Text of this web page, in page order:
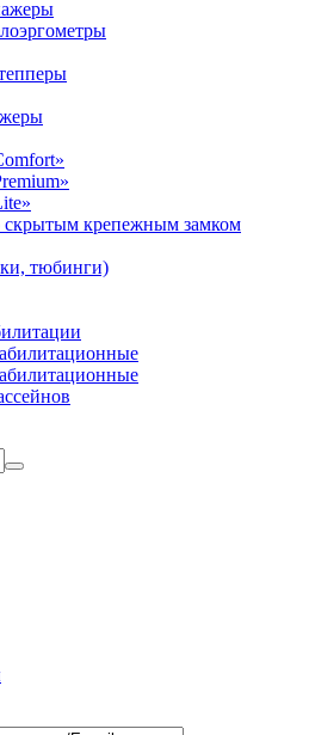
скрытым крепежным замком
тюбинги)